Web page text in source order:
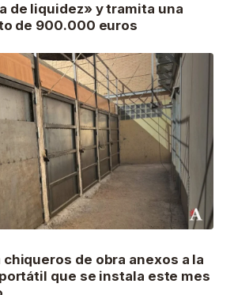
de liquidez» y tramita una
de 900.000 euros
de obra anexos a la
que se instala este mes